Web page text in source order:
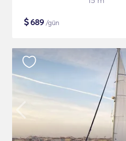
$689 /gün